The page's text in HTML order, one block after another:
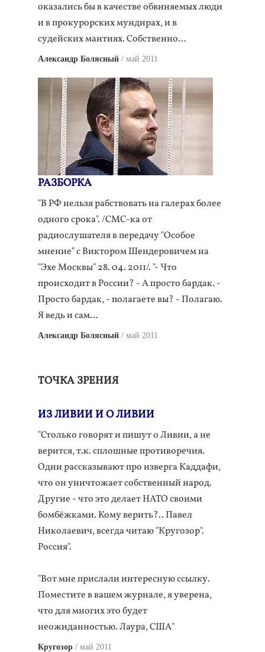
оказались бы в качестве обвиняемых люди
и в прокурорских мундирах, и в
судейских мантиях. Собственно…
Александр Болясный май 2011
РАЗБОРКА
"В РФ нельзя рабствовать на галерах более
одного срока". /СМС-ка от
радиослушателя в передачу "Особое
мнение" с Виктором Шендеровичем на
"Эхе Москвы" 28. 04. 2011/. "- Что
происходит в России? - А просто бардак. -
Просто бардак, - полагаете вы? - Полагаю.
Я ведь и сам…
Александр Болясный май 2011
ТОЧКА ЗРЕНИЯ
ИЗ ЛИВИИ И О ЛИВИИ
"Столько говорят и пишут о Ливии, а не
верится, т.к. сплошные противоречия.
Одни рассказывают про изверга Каддафи,
что он уничтожает собственный народ.
Другие - что это делает НАТО своими
бомбёжками. Кому верить?.. Павел
Николаевич, всегда читаю "Кругозор".
Россия".
"Вот мне прислали интересную ссылку.
Поместите в вашем журнале, я уверена,
что для многих это будет
неожиданностью. Лаура, США"
Кругозор май 2011